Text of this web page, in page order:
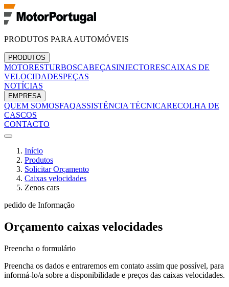
PRODUTOS PARA AUTOMÓVEIS
PRODUTOS
MOTORESTURBOSCABEÇASINJECTORESCAIXAS DE
VELOCIDADESPEÇAS
NOTÍCIAS
EMPRESA
QUEM SOMOSFAQASSISTÊNCIA TÉCNICARECOLHA DE
CASCOS
CONTACTO
Início
Produtos
Solicitar Orçamento
Caixas velocidades
Zenos cars
pedido de Informação
Orçamento caixas velocidades
Preencha o formulário
Preencha os dados e entraremos em contato assim que possível, para
informá-lo/a sobre a disponibilidade e preços das caixas velocidades.